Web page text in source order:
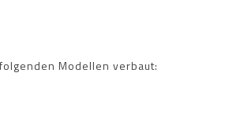
Modellen verbaut: